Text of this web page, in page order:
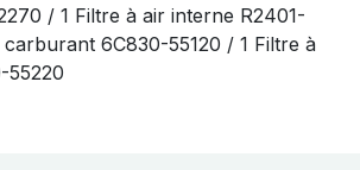
/ 1 Filtre à air interne R2401-
6C830-55120 / 1 Filtre à
55220